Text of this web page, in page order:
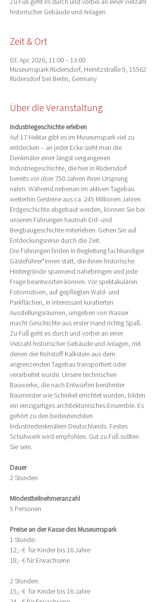
historischer Gebäude und Anlagen.
Zeit & Ort
03. Apr. 2026, 11:00 – 13:00
Museumspark Rüdersdorf, Heinitzstraße 9, 15562
Rüdersdorf bei Berlin, Germany
Über die Veranstaltung
Industriegeschichte erleben
Auf 17 Hektar gibt es im Museumspark viel zu
entdecken – an jeder Ecke sieht man die
Denkmäler einer längst vergangenen
Industriegeschichte, die hier in Rüdersdorf
bereits vor über 750 Jahren ihren Ursprung
nahm. Während nebenan im aktiven Tagebau
weiterhin Gesteine aus ca. 245 Millionen Jahren
Erdgeschichte abgebaut werden, können Sie bei
unseren Führungen hautnah Erd- und
Bergbaugeschichte miterleben. Gehen Sie auf
Entdeckungsreise durch die Zeit.
Die Führungen finden in Begleitung fachkundiger
Gästeführer*innen statt, die Ihnen historische
Hintergründe spannend nahebringen und jede
Frage beantworten können. Vor spektakulären
Fotomotiven, auf gepflegten Wald- und
Parkflächen, in interessant kuratierten
Ausstellungsräumen, umgeben von Wasser
macht Geschichte aus erster Hand richtig Spaß.
Zu Fuß geht es durch und vorbei an einer
Vielzahl historischer Gebäude und Anlagen, mit
denen der Rohstoff Kalkstein aus dem
angrenzenden Tagebau transportiert oder
verarbeitet wurde. Unsere technischen
Bauwerke, die nach Entwürfen berühmter
Baumeister wie Schinkel errichtet wurden, bilden
ein einzigartiges architektonisches Ensemble. Es
gehört zu den bedeutendsten
lndustriedenkmälern Deutschlands. Festes
Schuhwerk wird empfohlen. Gut zu Fuß sollten
Sie sein.
Dauer
2 Stunden
Mindestteilnehmeranzahl
5 Personen
Preise an der Kasse des Museumspark
1 Stunde:
12,- €  für Kinder bis 16 Jahre
18,- € für Erwachsene
2 Stunden:
15,- €  für Kinder bis 16 Jahre